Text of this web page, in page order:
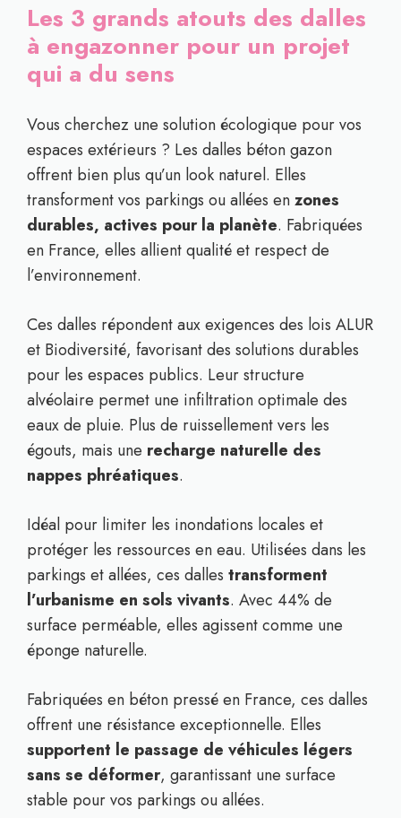
Les 3 grands atouts des dalles
à engazonner pour un projet
qui a du sens
Vous cherchez une solution écologique pour vos
espaces extérieurs ? Les dalles béton gazon
offrent bien plus qu’un look naturel. Elles
transforment vos parkings ou allées enzones
durables, actives pour la planète. Fabriquées
en France, elles allient qualité et respect de
l’environnement.
Ces dalles répondent aux exigences des lois ALUR
et Biodiversité, favorisant des solutions durables
pour les espaces publics. Leur structure
alvéolaire permet une infiltration optimale des
eaux de pluie. Plus de ruissellement vers les
égouts, mais une recharge naturelle des
nappes phréatiques.
Idéal pour limiter les inondations locales et
protéger les ressources en eau. Utilisées dans les
parkings et allées, ces dalles transforment
l’urbanisme en sols vivants. Avec 44% de
surface perméable, elles agissent comme une
éponge naturelle.
Fabriquées en béton pressé en France, ces dalles
offrent une résistance exceptionnelle. Elles
supportent le passage de véhicules légers
sans se déformer, garantissant une surface
stable pour vos parkings ou allées.